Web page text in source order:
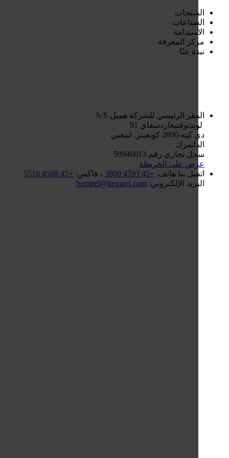
المعرفة
عنّا
الرئيسي للشركة همبل A/S
91
تجاري رقم 59946013
على الخريطة
بنا
هاتف: +45 4593 3800 ، فاكس: +45 4588 5518
الإلكتروني: hempel@hempel.com